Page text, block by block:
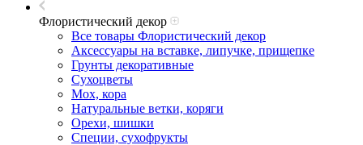
Флористический декор
Все товары Флористический декор
Аксессуары на вставке, липучке, прищепке
Грунты декоративные
Сухоцветы
Мох, кора
Натуральные ветки, коряги
Орехи, шишки
Специи, сухофрукты